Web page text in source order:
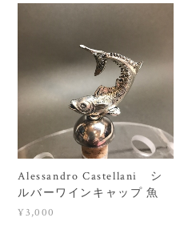
Alessandro Castellani シ
ルバーワインキャップ 魚
¥3,000